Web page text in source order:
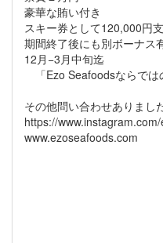
豪華な賄い付き
スキー券として120,000円
期間終了後にも別ボーナス
12月−3月中旬迄
「Ezo Seafoodsならでは
その他問い合わせありまし
https://
www.ezoseafoods.com